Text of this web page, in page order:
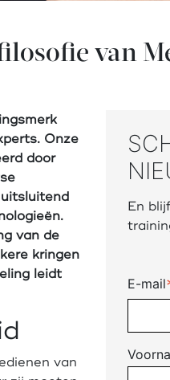
van
Onze
door
van de
kringen
leidt
van
En
E-mail